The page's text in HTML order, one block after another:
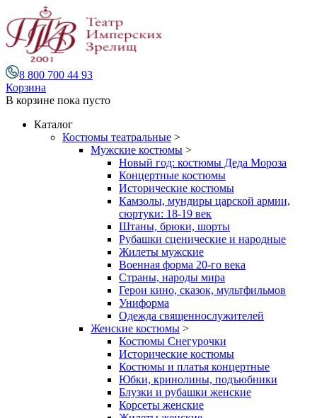
8 800 700 44 93
Корзина
В корзине пока пусто
Каталог
Костюмы театральные >
Мужские костюмы >
Новый год: костюмы Деда Мороза
Концертные костюмы
Исторические костюмы
Камзолы, мундиры царской армии,
сюртуки: 18-19 век
Штаны, брюки, шорты
Рубашки сценические и народные
Жилеты мужские
Военная форма 20-го века
Страны, народы мира
Герои кино, сказок, мультфильмов
Униформа
Одежда священнослужителей
Женские костюмы >
Костюмы Снегурочки
Исторические костюмы
Костюмы и платья концертные
Юбки, кринолины, подъюбники
Блузки и рубашки женские
Корсеты женские